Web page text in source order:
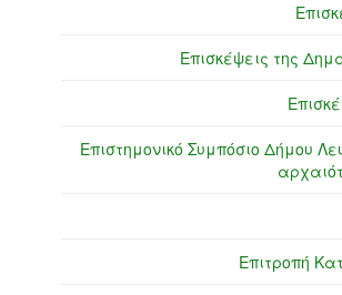
Επισκέψεις της
Επιστημονικό Συμπόσιο Δήμου
Επιτροπή